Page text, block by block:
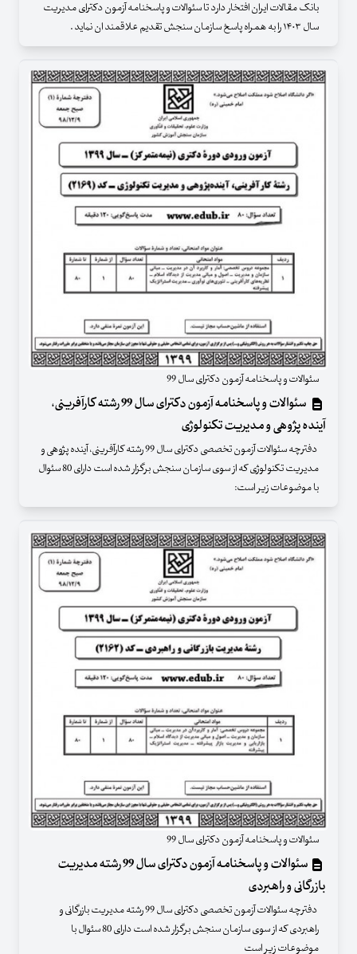
بانک مقالات ایران افتخار دارد تا سئوالات و پاسخنامه آزمون دکترای مدیریت
سال ۱۴۰۳ را به همراه پاسخ سازمان سنجش تقدیم علاقمند ان نماید .
سئوالات و پاسخنامه آزمون دکترای سال 99
سئوالات و پاسخنامه آزمون دکترای سال 99 رشته کارآفرینی،
آینده پژوهی و مدیریت تکنولوژی
دفترچه سئوالات آزمون تخصصی دکترای سال 99 رشته کارآفرینی، آینده پژوهی و
مدیریت تکنولوژی که از سوی سازمان سنجش برگزار شده است دارای 80 سئوال
با موضوعات زیر است:
سئوالات و پاسخنامه آزمون دکترای سال 99
سئوالات و پاسخنامه آزمون دکترای سال 99 رشته مدیریت
بازرگانی و راهبردی
دفترچه سئوالات آزمون تخصصی دکترای سال 99 رشته مدیریت بازرگانی و
راهبردی که از سوی سازمان سنجش برگزار شده است دارای 80 سئوال با
موضوعات زیر است